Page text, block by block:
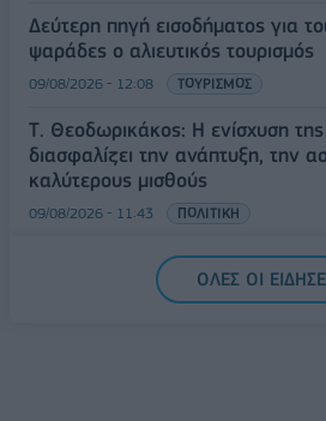
Δεύτερη πηγή εισοδήματος για
ψαράδες ο αλιευτικός τουρισμός
09/08/2026 - 12:08 ΤΟΥΡΙΣΜΟΣ
Τ. Θεοδωρικάκος: Η ενίσχυση της
διασφαλίζει την ανάπτυξη, την
καλύτερους μισθούς
09/08/2026 - 11:43 ΠΟΛΙΤΙΚΗ
Υπ. Μεταφορών: Οριστική λύση
πινακίδων κυκλοφορίας - Τέλος
ΟΛΕΣ ΟΙ